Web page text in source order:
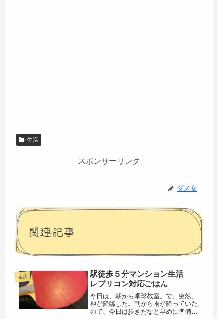
生活
スポンサーリンク
ダメ女
関連記事
生活
駅徒歩５分マンション生活
レプリコン対応ごはん
今日は、朝から卓球教室。で、突然、
神が降臨した。朝から雨が降っていた
ので、今日は歩きだなと早めに準備。